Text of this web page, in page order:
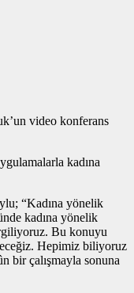
video konferans
kadına
“Kadına yönelik
kadına yönelik
Bu konuyu
Hepimiz biliyoruz
bir çalışmayla sonuna